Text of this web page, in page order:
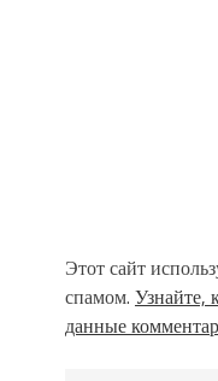
Этот сайт
спамом. Узнайте,
данные